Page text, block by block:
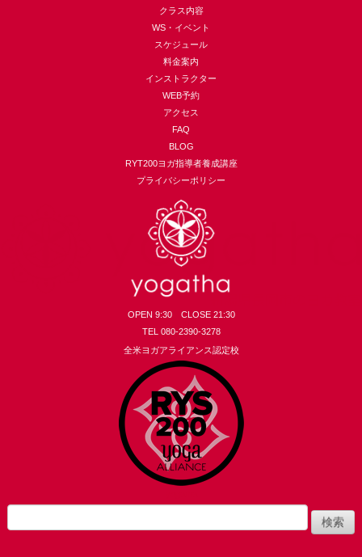
クラス内容
WS・イベント
スケジュール
料金案内
インストラクター
WEB予約
アクセス
FAQ
BLOG
RYT200ヨガ指導者養成講座
プライバシーポリシー
OPEN 9:30 CLOSE 21:30
TEL 080-2390-3278
全米ヨガアライアンス認定校
索: